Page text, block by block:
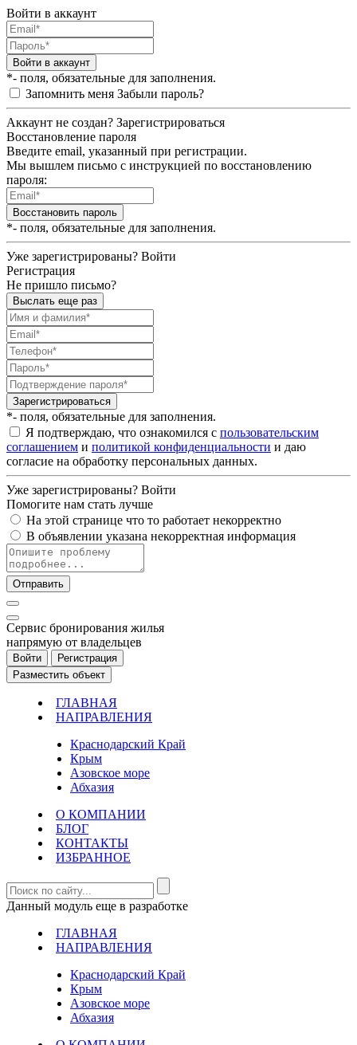
Войти в аккаунт
Войти в аккаунт
*- поля, обязательные для заполнения.
Запомнить меня Забыли пароль?
Аккаунт не создан? Зарегистрироваться
Восстановление пароля
Введите email, указанный при регистрации.
Мы вышлем письмо с инструкцией по восстановлению
пароля:
Восстановить пароль
*- поля, обязательные для заполнения.
Уже зарегистрированы? Войти
Регистрация
Не пришло письмо?
Выслать еще раз
Зарегистрироваться
*- поля, обязательные для заполнения.
Я подтверждаю, что ознакомился с пользовательским
соглашением и политикой конфиденциальности и даю
согласие на обработку персональных данных.
Уже зарегистрированы? Войти
Помогите нам стать лучше
На этой странице что то работает некорректно
В объявлении указана некорректная информация
Отправить
Cервис бронирования жилья
напрямую от владельцев
Войти
Регистрация
Разместить объект
ГЛАВНАЯ
НАПРАВЛЕНИЯ
Краснодарский Край
Крым
Азовское море
Абхазия
О КОМПАНИИ
БЛОГ
КОНТАКТЫ
ИЗБРАННОЕ
Данный модуль еще в разработке
ГЛАВНАЯ
НАПРАВЛЕНИЯ
Краснодарский Край
Крым
Азовское море
Абхазия